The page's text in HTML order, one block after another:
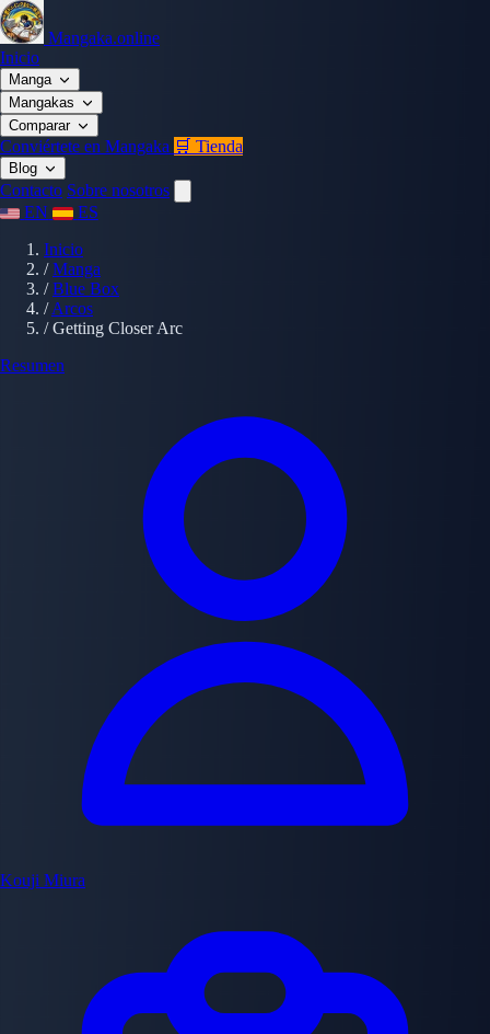
Mangaka.online
Inicio
Manga
Mangakas
Comparar
Conviértete en Mangaka 🛒 Tienda
Blog
Contacto Sobre nosotros
EN
ES
Inicio
/ Manga
/ Blue Box
/ Arcos
/ Getting Closer Arc
Resumen
Kouji Miura